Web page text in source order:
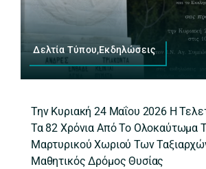
Δελτία Τύπου,Εκδηλώσεις
Την Κυριακή 24 Μαΐου 2026 Η
Τα 82 Χρόνια Από Το Ολοκαύτωμα
Μαρτυρικού Χωριού Των
Μαθητικός Δρόμος Θυσίας